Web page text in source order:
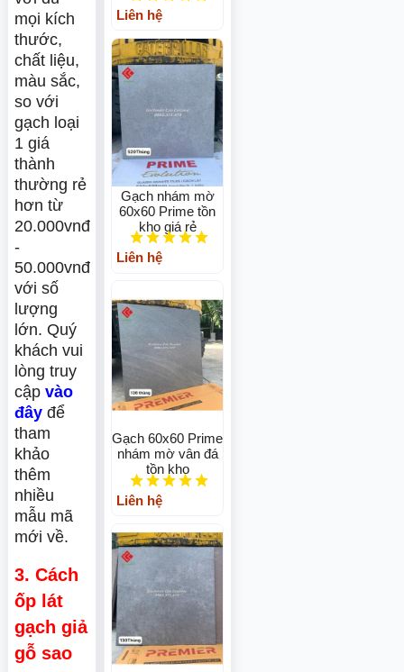
mọi kích
thước,
chất liệu,
màu sắc,
so với
gạch loại
1 giá
thành
thường rẻ
hơn từ
20.000vnđ
-
50.000vnđ
với số
lượng
lớn. Quý
khách vui
lòng truy
cập vào
đây để
tham
khảo
thêm
nhiều
mẫu mã
mới về.
3. Cách
ốp lát
gạch giả
gỗ sao
Liên hệ
Gạch nhám mờ
60x60 Prime tồn
kho giá rẻ
Liên hệ
Gạch 60x60 Prime
nhám mờ vân đá
tồn kho
Liên hệ